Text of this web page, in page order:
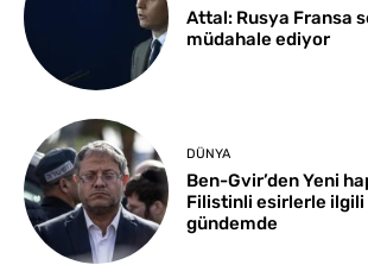
Attal: Rusya Fransa
müdahale ediyor
DÜNYA
Ben-Gvir’den Yeni
Filistinli esirlerle ilgili
gündemde